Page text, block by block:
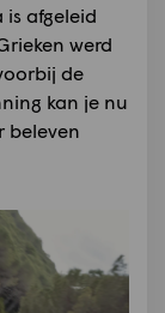
is afgeleid
werd
de
kan je nu
beleven